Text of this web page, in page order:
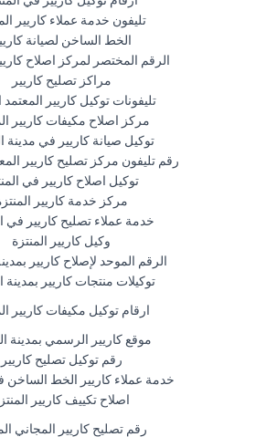
تليفون خدمة عملاء كاريير
الخط الساخن لصيانة
الرقم المختصر لمركز اصلاح
مراكز تصليح كاريير
تليفونات توكيل كاريير المعتمد
مركز اصلاح مكيفات كاريير
توكيل صيانة كاريير في مدينة
رقم تليفون مركز تصليح كاريير
توكيل اصلاح كاريير في
مركز خدمة كاريير
خدمة عملاء تصليح كاريير في
وكيل كاريير المنتزة
الرقم الموحد لإصلاح كاريير
توكيلات منتجات كاريير بمدينة
ارقام توكيل مكيفات كاريير
موقع كاريير الرسمي بمدينة
رقم توكيل تصليح كاريير
خدمة عملاء كاريير الخط الساخن
اصلاح تكييف كاريير
رقم تصليح كاريير المجاني